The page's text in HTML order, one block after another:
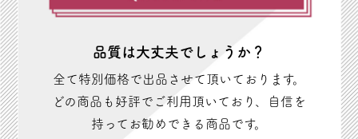
品質は大丈夫でしょうか？
全て特別価格で出品させて頂いております。
どの商品も好評でご利用頂いており、自信を
持ってお勧めできる商品です。